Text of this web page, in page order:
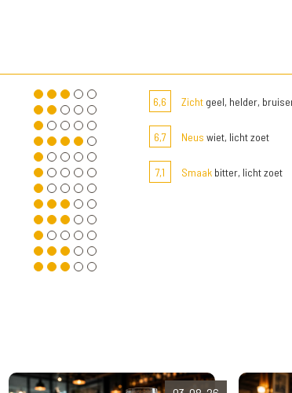
6,6 Zichtgeel, helder,
6,7 Neus wiet, licht zoet
7,1 Smaakbitter, licht zoet